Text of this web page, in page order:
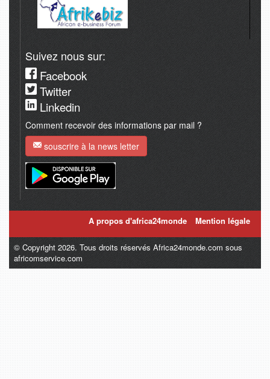
Suivez nous sur:
Facebook
Twitter
Linkedin
Comment recevoir des informations par mail ?
souscrire à la news letter
A propos d'africa24monde Mention légale
© Copyright 2026. Tous droits réservés Africa24monde.com sous
africomservice.com